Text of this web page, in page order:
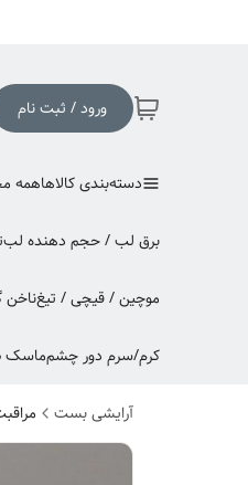
ورود / ثبت نام
دسته‌بندی کالاهاهمه
برق لب / حجم دهنده لب
موچین / قیچی / تیغناخن
کرم/سرم دور چشمماسک
آرایشی بست